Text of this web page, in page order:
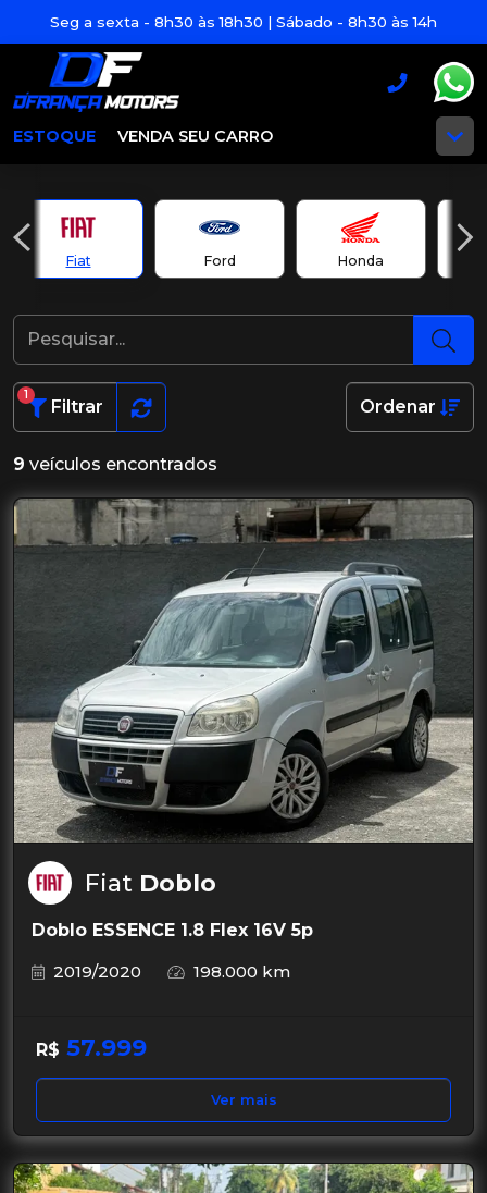
Seg a sexta - 8h30 às 18h30 | Sábado - 8h30 às 14h
ESTOQUE VENDA SEU CARRO
Fiat Ford Honda
Filtrar
1
Ordenar
9 veículos encontrados
Fiat Doblo
Doblo ESSENCE 1.8 Flex 16V 5p
2019/2020
198.000 km
R$ 57.999
Ver mais